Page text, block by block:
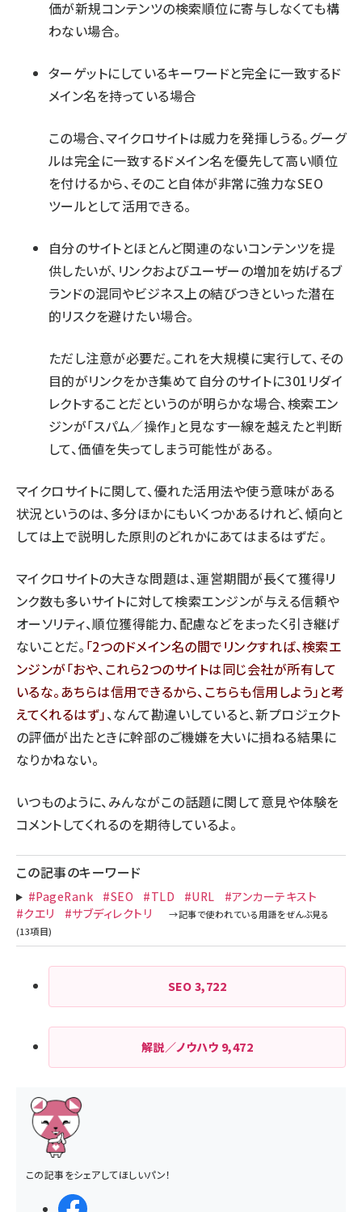
価が新規コンテンツの検索順位に寄与しなくても構
わない場合。
ターゲットにしているキーワードと完全に一致するド
メイン名を持っている場合
この場合、マイクロサイトは威力を発揮しうる。グーグ
ルは完全に一致するドメイン名を優先して高い順位
を付けるから、そのこと自体が非常に強力なSEO
ツールとして活用できる。
自分のサイトとほとんど関連のないコンテンツを提
供したいが、リンクおよびユーザーの増加を妨げるブ
ランドの混同やビジネス上の結びつきといった潜在
的リスクを避けたい場合。
ただし注意が必要だ。これを大規模に実行して、その
目的がリンクをかき集めて自分のサイトに301リダイ
レクトすることだというのが明らかな場合、検索エン
ジンが「スパム／操作」と見なす一線を越えたと判断
して、価値を失ってしまう可能性がある。
マイクロサイトに関して、優れた活用法や使う意味がある
状況というのは、多分ほかにもいくつかあるけれど、傾向と
しては上で説明した原則のどれかにあてはまるはずだ。
マイクロサイトの大きな問題は、運営期間が長くて獲得リ
ンク数も多いサイトに対して検索エンジンが与える信頼や
オーソリティ、順位獲得能力、配慮などをまったく引き継げ
ないことだ。 2つのドメイン名の間でリンクすれば、検索エ
ンジンが「おや、これら2つのサイトは同じ会社が所有して
いるな。あちらは信用できるから、こちらも信用しよう」と考
えてくれるはず 、なんて勘違いしていると、新プロジェクト
の評価が出たときに幹部のご機嫌を大いに損ねる結果に
なりかねない。
いつものように、みんながこの話題に関して意見や体験を
コメントしてくれるのを期待しているよ。
この記事のキーワード
#PageRank #SEO #TLD #URL
#アンカーテキスト
#クエリ
#サブディレクトリ
SEO 3,722
解説／ノウハウ 9,472
この記事をシェアしてほしいパン！